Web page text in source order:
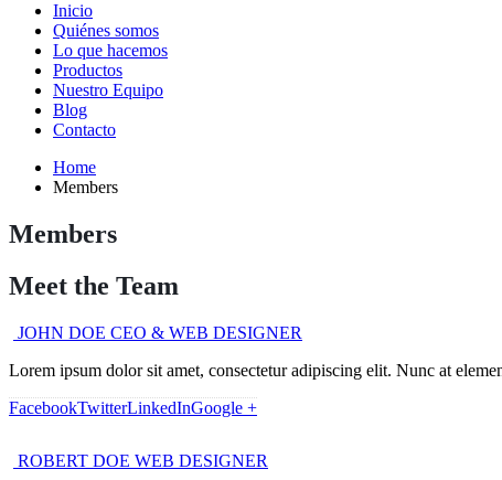
Inicio
Quiénes somos
Lo que hacemos
Productos
Nuestro Equipo
Blog
Contacto
Home
Members
Members
Meet the Team
JOHN DOE CEO & WEB DESIGNER
Lorem ipsum dolor sit amet, consectetur adipiscing elit. Nunc at
FacebookTwitterLinkedInGoogle +
ROBERT DOE WEB DESIGNER